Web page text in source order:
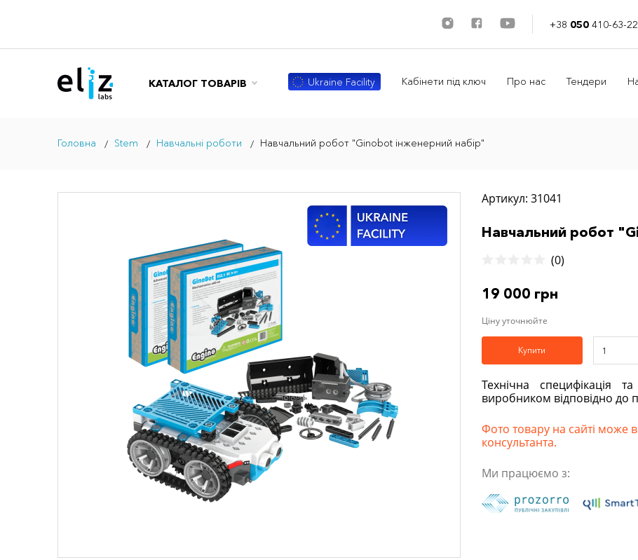
+38 050 410-63-22
КАТАЛОГ ТОВАРІВ Ukraine Facility Кабінети під ключ Про нас Тендери
Головна Stem Навчальні роботи Навчальний робот "Ginobot інженерний набір"
Артикул: 31041
Навчальний робот
(0)
19 000 грн
Ціну уточнюйте
Купити
Технічна специфікація
виробником відповідно до
Фото товару на сайті може
консультанта.
Ми працюємо з: